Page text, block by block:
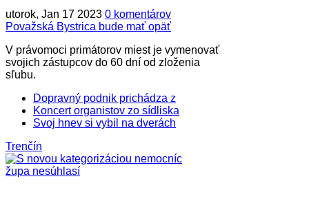
utorok, Jan 17 2023 0 komentárov
Považská Bystrica bude mať opäť
V právomoci primátorov miest je vymenovať
svojich zástupcov do 60 dní od zloženia
sľubu.
Dopravný podnik prichádza z
Koncert organistov zo sídliska
Svoj hnev si vybil na dverách
Trenčín